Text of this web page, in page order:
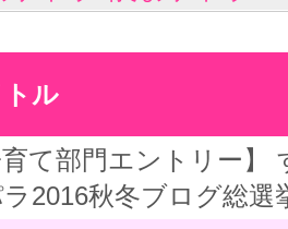
ル
育て部門エントリー】
ラ2016秋冬ブログ総選